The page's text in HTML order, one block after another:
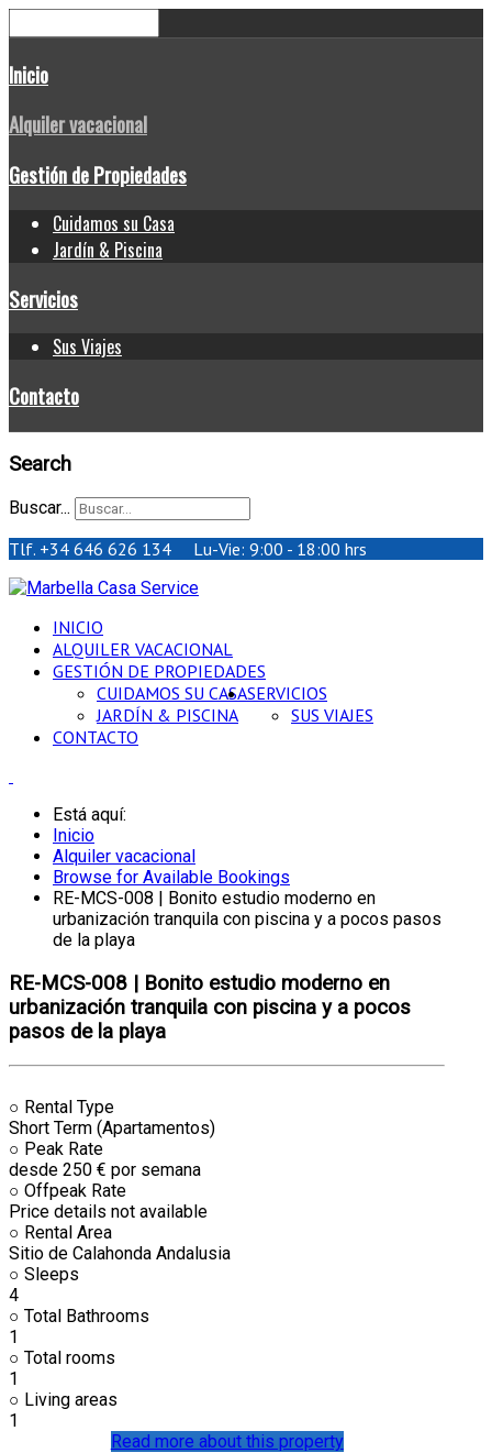
Inicio
Alquiler vacacional
Gestión de Propiedades
Cuidamos su Casa
Jardín & Piscina
Servicios
Sus Viajes
Contacto
Search
Buscar...
Tlf. +34 646 626 134 Lu-Vie: 9:00 - 18:00 hrs
INICIO
ALQUILER VACACIONAL
GESTIÓN DE PROPIEDADES
CUIDAMOS SU CASA
JARDÍN & PISCINA
SERVICIOS
SUS VIAJES
CONTACTO
Está aquí:
Inicio
Alquiler vacacional
Browse for Available Bookings
RE-MCS-008 | Bonito estudio moderno en
urbanización tranquila con piscina y a pocos pasos
de la playa
RE-MCS-008 | Bonito estudio moderno en
urbanización tranquila con piscina y a pocos
pasos de la playa
○ Rental Type
Short Term (Apartamentos)
○ Peak Rate
desde 250 € por semana
○ Offpeak Rate
Price details not available
○ Rental Area
Sitio de Calahonda Andalusia
○ Sleeps
4
○ Total Bathrooms
1
○ Total rooms
1
○ Living areas
1
Read more about this property